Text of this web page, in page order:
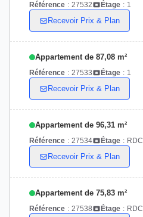
Référence : 27532 Étage : 1
Recevoir Prix & Plan
Appartement de 87,08 m²
Référence : 27533 Étage : 1
Recevoir Prix & Plan
Appartement de 96,31 m²
Référence : 27534 Étage : RDC
Recevoir Prix & Plan
Appartement de 75,83 m²
Référence : 27538 Étage : RDC